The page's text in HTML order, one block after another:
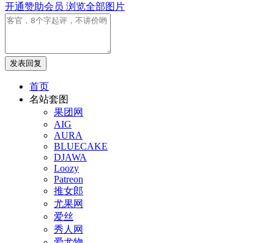
开通赞助会员 浏览全部图片
发表回复
首页
名站套图
果团网
AIG
AURA
BLUECAKE
DJAWA
Loozy
Patreon
推女郎
尤果网
爱丝
秀人网